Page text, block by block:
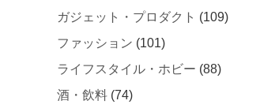
ガジェット・プロダクト (109)
ファッション (101)
ライフスタイル・ホビー (88)
酒・飲料 (74)